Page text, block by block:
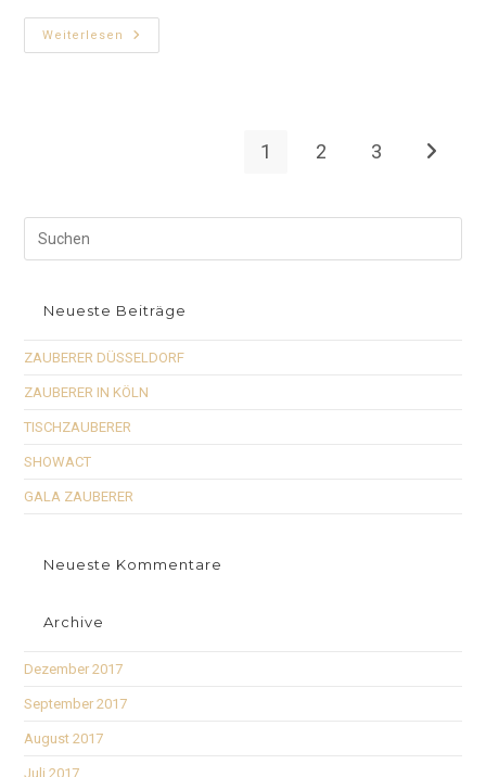
Weiterlesen
BUSINESS
ENTERTAINMENT
1 2 3 Gehe
Neueste Beiträge
ZAUBERER DÜSSELDORF
ZAUBERER IN KÖLN
TISCHZAUBERER
SHOWACT
GALA ZAUBERER
Neueste Kommentare
Archive
Dezember 2017
September 2017
August 2017
Juli 2017